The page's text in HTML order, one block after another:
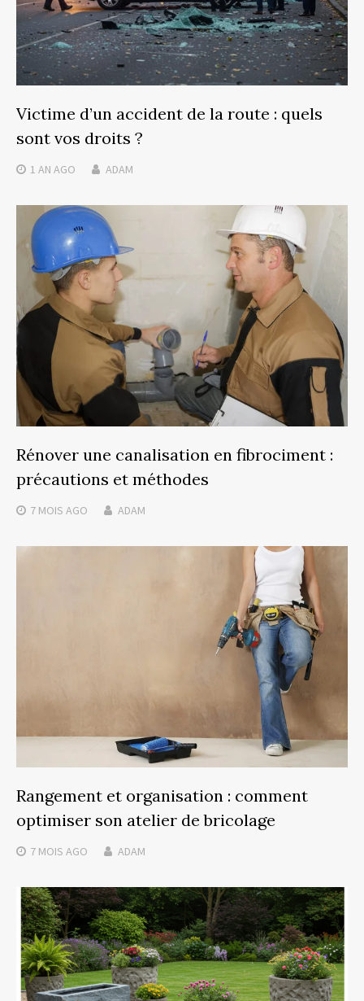
Victime d’un accident de la route : quels
sont vos droits ?
1 AN AGO ADAM
Rénover une canalisation en fibrociment :
précautions et méthodes
7 MOIS AGO ADAM
Rangement et organisation : comment
optimiser son atelier de bricolage
7 MOIS AGO ADAM